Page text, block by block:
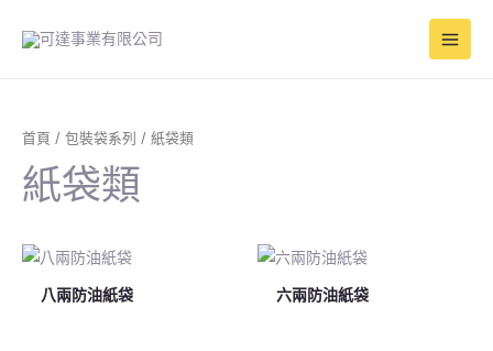
Main
首頁 / 包裝袋系列 / 紙袋類
紙袋類
八兩防油紙袋 六兩防油紙袋